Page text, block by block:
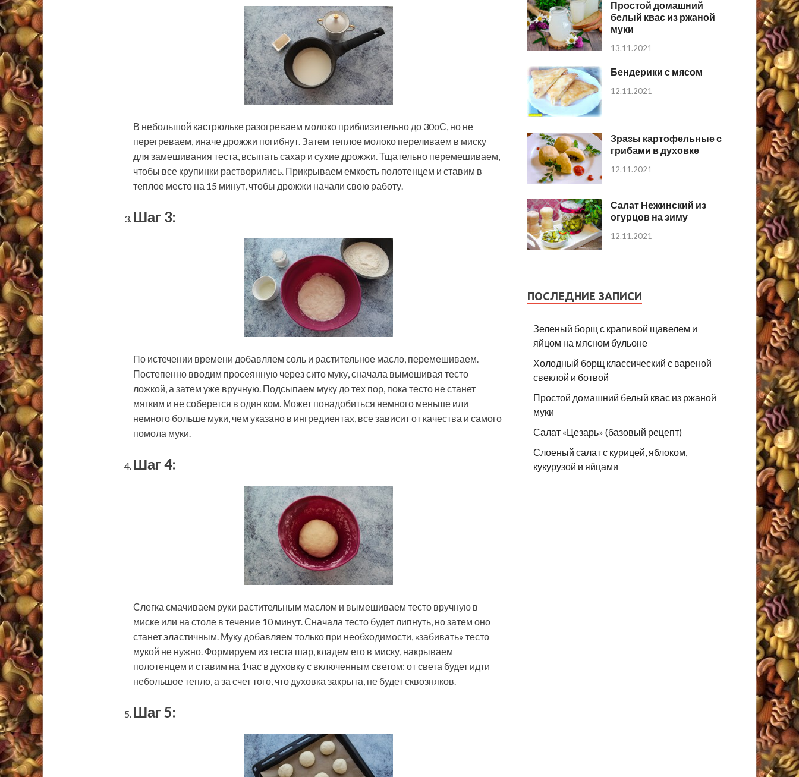
В небольшой кастрюльке разогреваем молоко приблизительно до 30оС, но не
перегреваем, иначе дрожжи погибнут. Затем теплое молоко переливаем в миску
для замешивания теста, всыпать сахар и сухие дрожжи. Тщательно перемешиваем,
чтобы все крупинки растворились. Прикрываем емкость полотенцем и ставим в
теплое место на 15 минут, чтобы дрожжи начали свою работу.
Шаг 3:
По истечении времени добавляем соль и растительное масло, перемешиваем.
Постепенно вводим просеянную через сито муку, сначала вымешивая тесто
ложкой, а затем уже вручную. Подсыпаем муку до тех пор, пока тесто не станет
мягким и не соберется в один ком. Может понадобиться немного меньше или
немного больше муки, чем указано в ингредиентах, все зависит от качества и самого
помола муки.
Шаг 4:
Слегка смачиваем руки растительным маслом и вымешиваем тесто вручную в
миске или на столе в течение 10 минут. Сначала тесто будет липнуть, но затем оно
станет эластичным. Муку добавляем только при необходимости, «забивать» тесто
мукой не нужно. Формируем из теста шар, кладем его в миску, накрываем
полотенцем и ставим на 1час в духовку с включенным светом: от света будет идти
небольшое тепло, а за счет того, что духовка закрыта, не будет сквозняков.
Шаг 5:
Простой домашний
белый квас из ржаной
муки
13.11.2021
Бендерики с мясом
12.11.2021
Зразы картофельные с
грибами в духовке
12.11.2021
Салат Нежинский из
огурцов на зиму
12.11.2021
ПОСЛЕДНИЕ ЗАПИСИ
Зеленый борщ с крапивой щавелем и
яйцом на мясном бульоне
Холодный борщ классический с вареной
свеклой и ботвой
Простой домашний белый квас из ржаной
муки
Салат «Цезарь» (базовый рецепт)
Слоеный салат с курицей, яблоком,
кукурузой и яйцами